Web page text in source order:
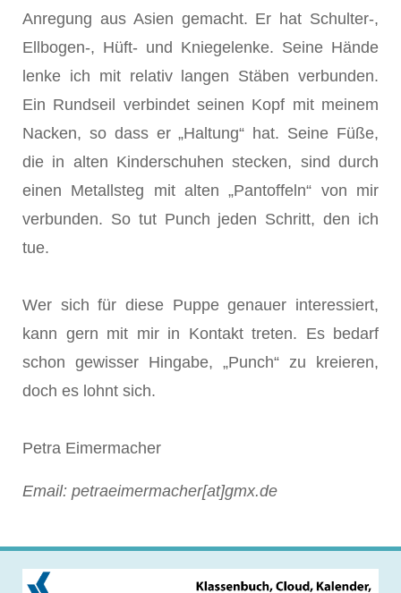
Anregung aus Asien gemacht. Er hat Schulter-,
Ellbogen-, Hüft- und Kniegelenke. Seine Hände
lenke ich mit relativ langen Stäben verbunden.
Ein Rundseil verbindet seinen Kopf mit meinem
Nacken, so dass er „Haltung“ hat. Seine Füße,
die in alten Kinderschuhen stecken, sind durch
einen Metallsteg mit alten „Pantoffeln“ von mir
verbunden. So tut Punch jeden Schritt, den ich
tue.
Wer sich für diese Puppe genauer interessiert,
kann gern mit mir in Kontakt treten. Es bedarf
schon gewisser Hingabe, „Punch“ zu kreieren,
doch es lohnt sich.
Petra Eimermacher
Email: petraeimermacher[at]gmx.de